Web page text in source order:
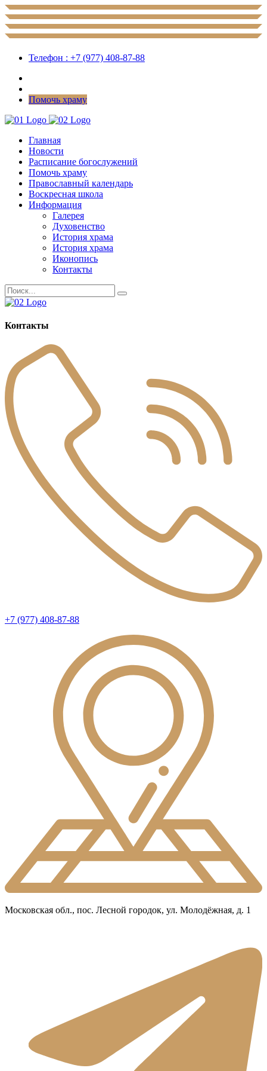
Телефон : +7 (977) 408-87-88
Помочь храму
Главная
Новости
Расписание богослужений
Помочь храму
Православный календарь
Воскресная школа
Информация
Галерея
Духовенство
История храма
История храма
Иконопись
Контакты
Контакты
+7 (977) 408-87-88
Московская обл., пос. Лесной городок, ул. Молодёжная, д. 1